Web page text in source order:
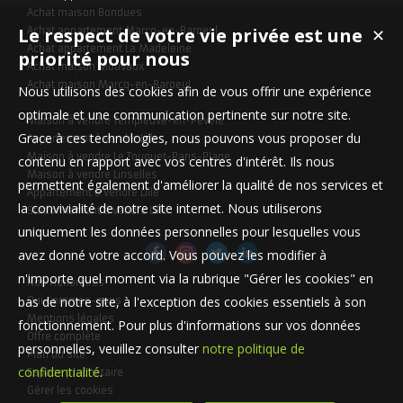
Achat maison Bondues
Achat appartement Marcq-en-Baroeul
Achat appartement La Madeleine
Achat maison Mouvaux
Achat maison Marcq-en-Baroeul
Maison à vendre Templeuve-en-Pévèle
Appartement à vendre Lille
Maison à vendre Le Touquet-Paris-Plage
Maison à vendre Linselles
Appartement à vendre Lille
Stationnement à vendre Lille
Nos Honoraires
Qui sommes-nous
Mentions légales
Offre complète
Plan du site
Espace propriétaire
Gérer les cookies
✕
Le respect de votre vie privée est une
priorité pour nous
Nous utilisons des cookies afin de vous offrir une expérience
optimale et une communication pertinente sur notre site.
Grace à ces technologies, nous pouvons vous proposer du
contenu en rapport avec vos centres d'intérêt. Ils nous
permettent également d'améliorer la qualité de nos services et
la convivialité de notre site internet. Nous utiliserons
uniquement les données personnelles pour lesquelles vous
avez donné votre accord. Vous pouvez les modifier à
n'importe quel moment via la rubrique "Gérer les cookies" en
bas de notre site, à l'exception des cookies essentiels à son
fonctionnement. Pour plus d'informations sur vos données
personnelles, veuillez consulter notre politique de
confidentialité.